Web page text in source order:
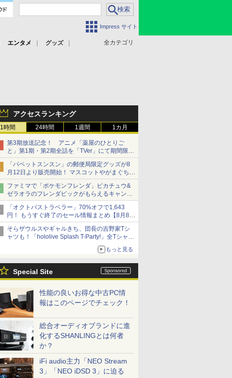
Impress サイト
全カテゴリ
エンタメ
グッズ
アクセスランキング
1時間 24時間 1週間 1カ月
第3期放送記念！ アニメ「薬屋のひとりご
と」第1期・第2期全話を「TVer」にて期間限定
で順次無料配信開始
「パペットスンスン」の郵便局限定グッズが8
月12日より販売開始！ マスコットやがまぐち、
レターセットなどが登場
ファミマで「ポケモンフレンダ」ピカチュウ&
ゼラオラのフレンダピックがもらえるキャンペ
ーン開催！
「オクトパストラベラー」70%オフで1,643
円！ もうすぐ終了のセール情報まとめ【8月8日
更新】
ニンテンドーeショップでは「大神 絶景版」が
67%オフで990円
そらザウルスやギャルきち、団長の吉野家Tシ
ャツも！「hololive Splash T-Party!」全Tシャツ
ラインナップ公開＆オンライン販売開始
もっと見る
Special Site
性能の良いお得な中古PC情
報はこのページでチェック！
総合オーディオブランドに進
化するSHANLINGとは何者
か？
iFi audio主力「NEO Stream
3」「NEO iDSD 3」に迫る